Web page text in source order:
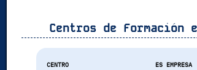
Centros de Formación
CENTRO ES EMPRESA